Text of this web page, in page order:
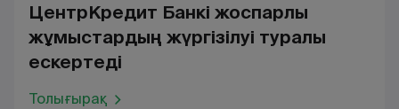
ЦентрКредит Банкі жоспарлы
жұмыстардың жүргізілуі туралы
ескертеді
Толығырақ